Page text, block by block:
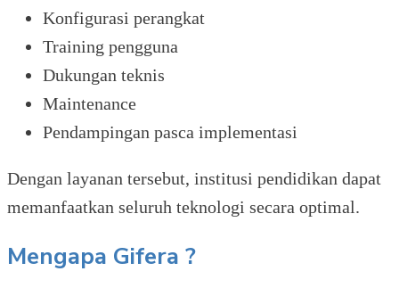
Konfigurasi perangkat
Training pengguna
Dukungan teknis
Maintenance
Pendampingan pasca implementasi
Dengan layanan tersebut, institusi pendidikan dapat
memanfaatkan seluruh teknologi secara optimal.
Mengapa Gifera ?